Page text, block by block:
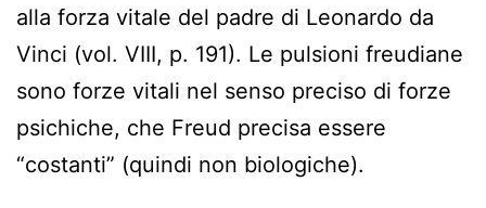
alla forza vitale del padre di Leonardo da
Vinci (vol. VIII, p. 191). Le pulsioni freudiane
sono forze vitali nel senso preciso di forze
psichiche, che Freud precisa essere
“costanti” (quindi non biologiche).